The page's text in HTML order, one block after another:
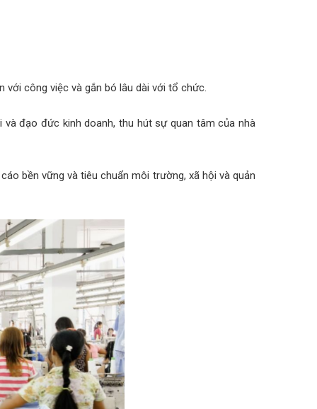
công việc và gắn bó lâu dài với tổ chức.
đạo đức kinh doanh, thu hút sự quan tâm của nhà
bền vững và tiêu chuẩn môi trường, xã hội và quản